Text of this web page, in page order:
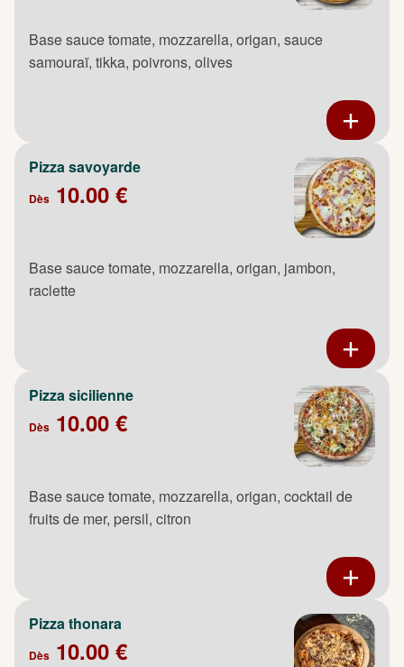
Base sauce tomate, mozzarella, origan, sauce
samouraï, tikka, poivrons, olives
Pizza savoyarde
Dès 10.00 €
Base sauce tomate, mozzarella, origan, jambon,
raclette
Pizza sicilienne
Dès 10.00 €
Base sauce tomate, mozzarella, origan, cocktail de
fruits de mer, persil, citron
Pizza thonara
Dès 10.00 €